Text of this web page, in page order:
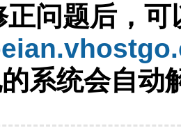
正问题后，可
系统会自动